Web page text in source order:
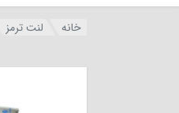
خانه لنت ترمز